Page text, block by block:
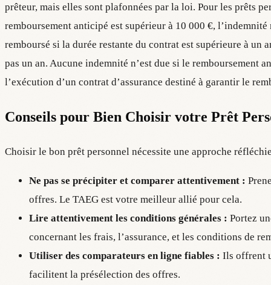
prêteur, mais elles sont plafonnées par la loi. Pour les prêts
remboursement anticipé est supérieur à 10 000 €,
remboursé si la durée restante du contrat est supérieure à un
pas un an. Aucune indemnité n’est due si le remboursement
l’exécution d’un contrat d’assurance destiné à garantir le
Conseils pour Bien Choisir votre Prêt
Choisir le bon prêt personnel nécessite une approche
Ne pas se précipiter et comparer attentivement :
offres. Le TAEG est votre meilleur allié pour cela.
Lire attentivement les conditions générales : Portez
concernant les frais, l’assurance, et les conditions de
Utiliser des comparateurs en ligne fiables : Ils offrent
facilitent la présélection des offres.